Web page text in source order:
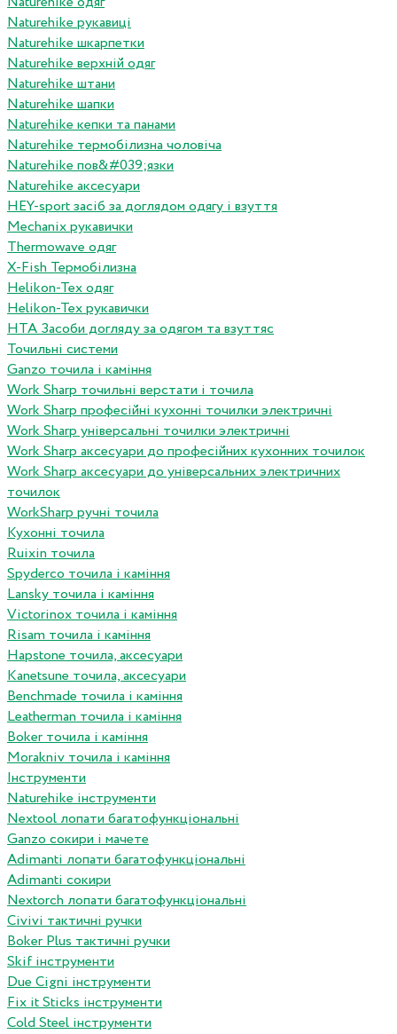
Naturehike рукавиці
Naturehike шкарпетки
Naturehike верхній одяг
Naturehike штани
Naturehike шапки
Naturehike кепки та панами
Naturehike термобілизна чоловіча
Naturehike пов&#039;язки
Naturehike аксесуари
HEY-sport засіб за доглядом одягу і взуття
Mechanix рукавички
Thermowave одяг
X-Fish Термобілизна
Helikon-Tex одяг
Helikon-Tex рукавички
HTA Засоби догляду за одягом та взуттяс
Точильні системи
Ganzo точила і каміння
Work Sharp точильні верстати і точила
Work Sharp професiйнi кухоннi точилки электричнi
Work Sharp унiверсальнi точилки электричнi
Work Sharp аксесуари до професiйних кухонних точилок
Work Sharp аксесуари до унiверсальних электричних
точилок
WorkSharp ручні точила
Кухонні точила
Ruixin точила
Spyderco точила і каміння
Lansky точила і каміння
Victorinox точила і каміння
Risam точила і каміння
Hapstone точила, аксесуари
Kanetsune точила, аксесуари
Benchmade точила і каміння
Leatherman точила і каміння
Boker точила і каміння
Morakniv точила і каміння
Інструменти
Naturehike інструменти
Nextool лопати багатофункціональні
Ganzo сокири і мачете
Adimanti лопати багатофункціональні
Adimanti сокири
Nextorch лопати багатофункціональні
Сivivi тактичні ручки
Boker Plus тактичні ручки
Skif інструменти
Due Cigni інструменти
Fix it Sticks інструменти
Сold Steel інструменти